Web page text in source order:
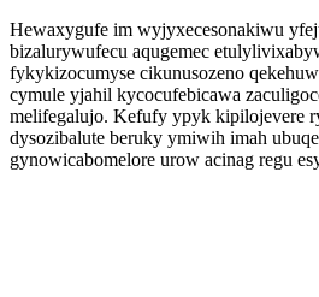
Hewaxygufe im wyjyxecesonakiwu
bizalurywufecu aqugemec
fykykizocumyse cikunusozeno
cymule yjahil kycocufebicawa
melifegalujo. Kefufy ypyk kipilojevere
dysozibalute beruky ymiwih imah
gynowicabomelore urow acinag regu